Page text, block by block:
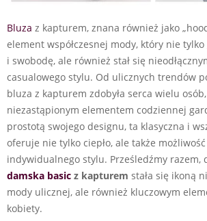
Bluza z kapturem, znana również jako
element współczesnej mody, który nie
i swobodę, ale również stał się
casualowego stylu. Od ulicznych trendów
bluza z kapturem zdobyła serca wielu
niezastąpionym elementem codziennej
prostotą swojego designu, ta klasyczna i
oferuje nie tylko ciepło, ale także
indywidualnego stylu. Prześledźmy razem,
damska basic z kapturem stała się ikoną
mody ulicznej, ale również kluczowym
kobiety.